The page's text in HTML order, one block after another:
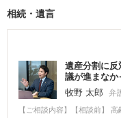
婚準備費用の約半額程度の解
底的に争う姿勢でいました
縁を早々に切りたいと思う
け取ることで終わりました。
とはよくありますが、丁寧
が出来るようご提案させて頂
相続・遺言
遺産分割に
議が進まなか
牧野 太郎
弁
【ご相談内容】【相談前】